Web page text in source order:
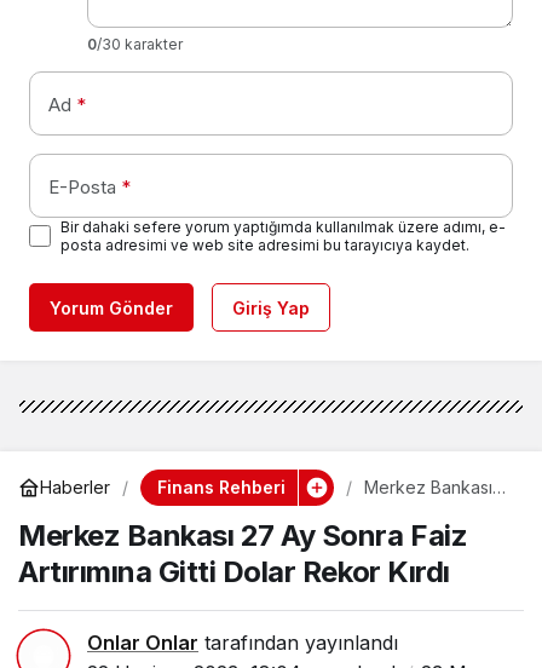
0/30 karakter
Ad *
E-Posta *
Bir dahaki sefere yorum yaptığımda kullanılmak üzere adımı, e-
posta adresimi ve web site adresimi bu tarayıcıya kaydet.
Yorum Gönder Giriş Yap
Haberler Finans Rehberi
Merkez Bankası
Artırımına Gitti
Dolar Rekor Kırdı
Merkez Bankası 27 Ay Sonra Faiz
Artırımına Gitti Dolar Rekor Kırdı
Onlar Onlar tarafından yayınlandı